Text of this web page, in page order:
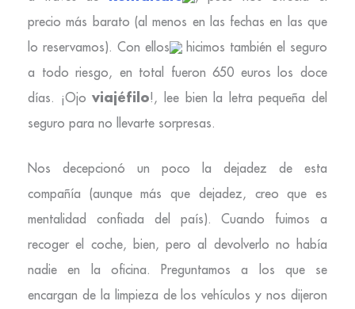
precio más barato (al menos en las fechas en las que
lo reservamos). Con ellos
hicimos también el seguro
a todo riesgo, en total fueron 650 euros los doce
días. ¡Ojoviajéfilo!, lee bien la letra pequeña del
seguro para no llevarte sorpresas.
Nos decepcionó un poco la dejadez de esta
compañía (aunque más que dejadez, creo que es
mentalidad confiada del país). Cuando fuimos a
recoger el coche, bien, pero al devolverlo no había
nadie en la oficina. Preguntamos a los que se
encargan de la limpieza de los vehículos y nos dijeron